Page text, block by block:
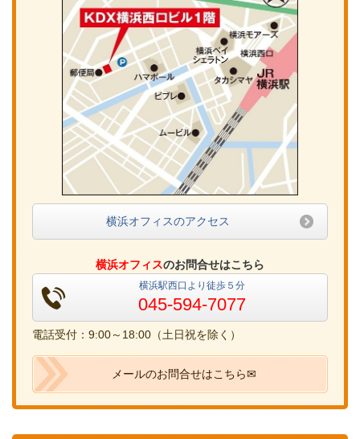
横浜オフィスのアクセス
横浜オフィスのお問合せはこちら
横浜駅西口より徒歩５分
045-594-7077
電話受付：9:00～18:00（土日祝を除く）
メールのお問合せはこちら✉